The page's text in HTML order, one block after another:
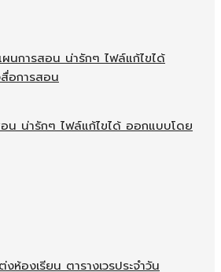
น น่ารักๆ ไฟล์แก้ไขได้ ออกแบบโดย